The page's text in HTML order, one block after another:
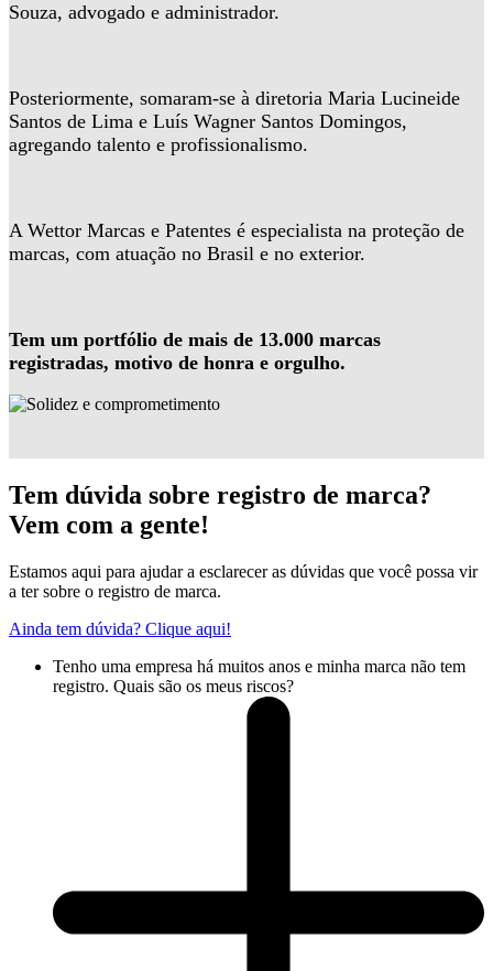
Souza, advogado e administrador.
Posteriormente, somaram-se à diretoria Maria Lucineide
Santos de Lima e Luís Wagner Santos Domingos,
agregando talento e profissionalismo.
A Wettor Marcas e Patentes é especialista na proteção de
marcas, com atuação no Brasil e no exterior.
Tem um portfólio de mais de 13.000 marcas
registradas, motivo de honra e orgulho.
Tem dúvida sobre registro de marca?
Vem com a gente!
Estamos aqui para ajudar a esclarecer as dúvidas que você possa vir
a ter sobre o registro de marca.
Ainda tem dúvida? Clique aqui!
Tenho uma empresa há muitos anos e minha marca não tem
registro. Quais são os meus riscos?